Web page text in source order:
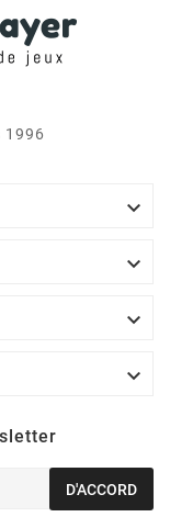
1996




D'ACCORD